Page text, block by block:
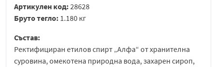
Артикулен код: 28628
Бруто тегло: 1.180 кг
Състав:
Ректифициран етилов спирт „Алфа“ от хранителна
суровина, омекотена природна вода, захарен сироп,